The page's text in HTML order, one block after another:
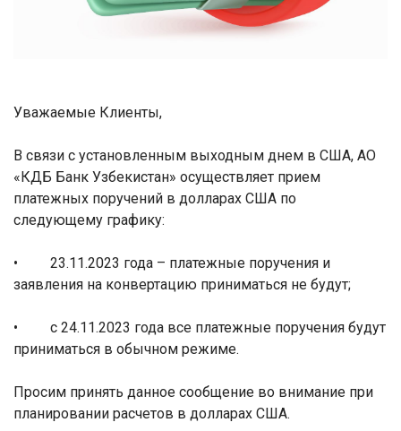
Уважаемые Клиенты,
В связи с установленным выходным днем в США, АО
«КДБ Банк Узбекистан» осуществляет прием
платежных поручений в долларах США по
следующему графику:
• 23.11.2023 года – платежные поручения и
заявления на конвертацию приниматься не будут;
• с 24.11.2023 года все платежные поручения будут
приниматься в обычном режиме.
Просим принять данное сообщение во внимание при
планировании расчетов в долларах США.